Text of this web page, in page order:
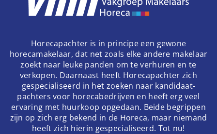
Horecapachter is in principe een gewone
horecamakelaar, dat net zoals elke andere makelaar
zoekt naar leuke panden om te verhuren en te
verkopen. Daarnaast heeft Horecapachter zich
gespecialiseerd in het zoeken naar kandidaat-
pachters voor horecabedrijven en heeft erg veel
ervaring met huurkoop opgedaan. Beide begrippen
zijn op zich erg bekend in de Horeca, maar niemand
heeft zich hierin gespecialiseerd. Tot nu!